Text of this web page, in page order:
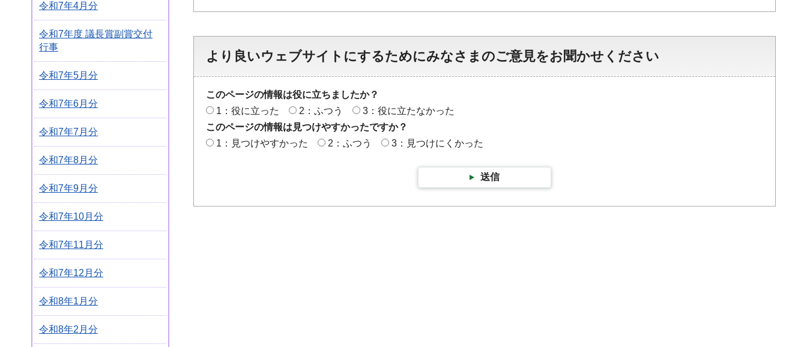
令和7年4月分
令和7年度 議長賞副賞交付
行事
令和7年5月分
令和7年6月分
令和7年7月分
令和7年8月分
令和7年9月分
令和7年10月分
令和7年11月分
令和7年12月分
令和8年1月分
令和8年2月分
より良いウェブサイトにするためにみなさまのご意見をお聞かせください
このページの情報は役に立ちましたか？
1：役に立った
2：ふつう
3：役に立たなかった
このページの情報は見つけやすかったですか？
1：見つけやすかった
2：ふつう 3：見つけにくかった
送信